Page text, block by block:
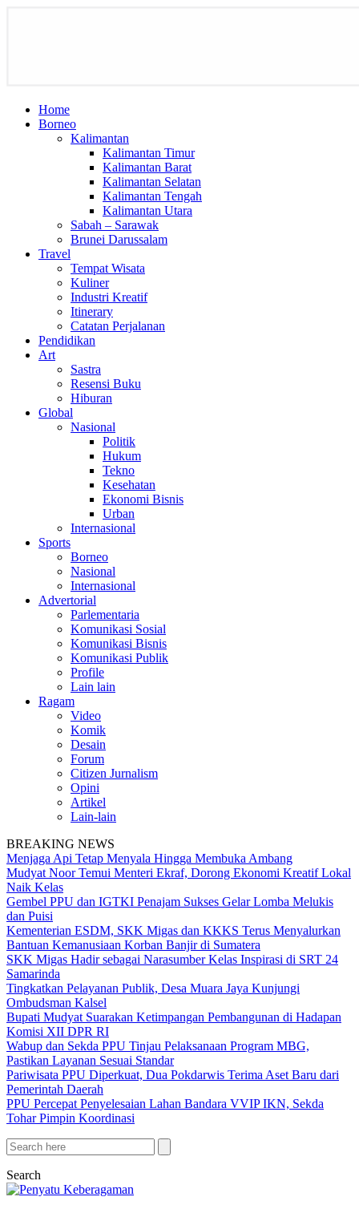
Home
Borneo
Kalimantan
Kalimantan Timur
Kalimantan Barat
Kalimantan Selatan
Kalimantan Tengah
Kalimantan Utara
Sabah – Sarawak
Brunei Darussalam
Travel
Tempat Wisata
Kuliner
Industri Kreatif
Itinerary
Catatan Perjalanan
Pendidikan
Art
Sastra
Resensi Buku
Hiburan
Global
Nasional
Politik
Hukum
Tekno
Kesehatan
Ekonomi Bisnis
Urban
Internasional
Sports
Borneo
Nasional
Internasional
Advertorial
Parlementaria
Komunikasi Sosial
Komunikasi Bisnis
Komunikasi Publik
Profile
Lain lain
Ragam
Video
Komik
Desain
Forum
Citizen Jurnalism
Opini
Artikel
Lain-lain
BREAKING NEWS
Menjaga Api Tetap Menyala Hingga Membuka Ambang
Mudyat Noor Temui Menteri Ekraf, Dorong Ekonomi Kreatif Lokal
Naik Kelas
Gembel PPU dan IGTKI Penajam Sukses Gelar Lomba Melukis
dan Puisi
Kementerian ESDM, SKK Migas dan KKKS Terus Menyalurkan
Bantuan Kemanusiaan Korban Banjir di Sumatera
SKK Migas Hadir sebagai Narasumber Kelas Inspirasi di SRT 24
Samarinda
Tingkatkan Pelayanan Publik, Desa Muara Jaya Kunjungi
Ombudsman Kalsel
Bupati Mudyat Suarakan Ketimpangan Pembangunan di Hadapan
Komisi XII DPR RI
Wabup dan Sekda PPU Tinjau Pelaksanaan Program MBG,
Pastikan Layanan Sesuai Standar
Pariwisata PPU Diperkuat, Dua Pokdarwis Terima Aset Baru dari
Pemerintah Daerah
PPU Percepat Penyelesaian Lahan Bandara VVIP IKN, Sekda
Tohar Pimpin Koordinasi
Search